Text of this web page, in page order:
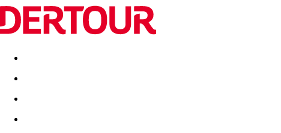
Destinatii Vacanta perfecta OFERTE DE NERATAT